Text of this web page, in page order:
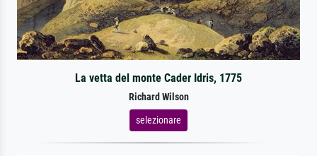
La vetta del monte Cader Idris, 1775
Richard Wilson
selezionare